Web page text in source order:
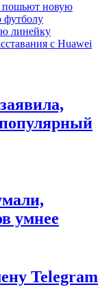
пошьют новую
футболу
линейку
с Huawei
умнее
Telegram